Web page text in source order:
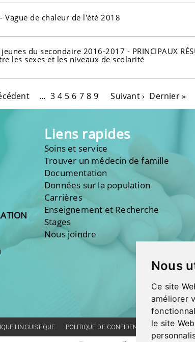
Nous
Ce site
améliorer
le site Web
de chaleur de l'été 2018
du secondaire 2016-2017 - PRINCIPAUX
les sexes et les niveaux de scolarité
... 3 4 5 6 7 8 9 Suivant › Dernier »
Liens rapides
Soins et service
Trouver un médecin de famille
Documentation
Données sur la population
Carrières
Enseignement et Recherche
Stages
Nous joindre
LINGUISTIQUE POLITIQUE DE CONFIDENTIALITÉ